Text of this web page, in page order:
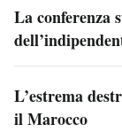
La conferenza
L’estrema
il Marocco